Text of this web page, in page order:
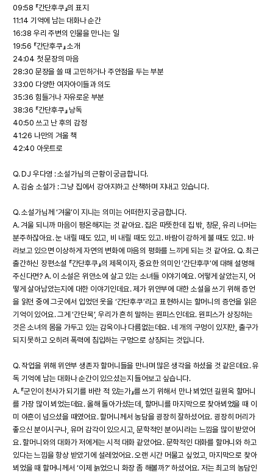
09:58 『간단후쿠』의 표지
11:14 기억에 남는 대화나 순간
16:38 우리 주변의 인물을 만나는 일
19:56 『간단후쿠』 소개
24:04 첫 문장의 마음
28:30 문장을 쓸 때 고민하거나 주안점을 두는 부분
33:00 다양한 여자아이들과 의도
35:36 힘들거나 자유로운 부분
38:36 『간단후쿠』 낭독
40:50 쓰고 난 후의 감정
41:26 나만의 겨울 책
42:40 아웃트로
Q. DJ 우다영 : 소설가님의 근황이 궁금합니다.
A. 김숨 소설가 : 그냥 집에서 강아지하고 산책하며 지내고 있습니다.
Q. 소설가님께 ‘겨울’이 지니는 의미는 어떠한지 궁금합니다.
A. 겨울 되니까 마음이 평온해지는 것 같아요. 집은 따뜻한데 집 밖, 창문, 유리 너머는
분주하잖아요. 눈 내릴 때도 있고, 비 내릴 때도 있고. 바람이 강하게 불 때도 있고. 바
라보고 있으면 이상하게 자연의 변화에 마음의 평화를 느끼게 되는 것 같아요. Q. 최근
출간하신 장편소설 『간단후쿠』의 제목이자, 중요한 의미인 ‘간단후쿠’에 대해 설명해
주신다면? A. 이 소설은 위안소에 살고 있는 소녀들 이야기예요. 어떻게 살았는지, 어
떻게 살아남았는지에 대한 이야기인데요. 제가 위안부에 대한 소설을 쓰기 위해 증언
을 읽던 중에 그곳에서 입었던 옷을 ‘간단후쿠’라고 표현하시는 할머니의 증언을 읽은
기억이 있어요. 그게 ‘간단복’, 우리가 흔히 말하는 원피스인데요. 원피스가 상징하는
것은 소녀의 몸을 가두고 있는 감옥이나 다름없는데요. 네 개의 구멍이 있지만, 출구가
되지 못하고 오히려 폭력에 침입하는 구멍으로 상징되는 것입니다.
Q. 작업을 위해 위안부 생존자 할머니들을 만나며 많은 생각을 하셨을 것 같은데요. 유
독 기억에 남는 대화나 순간이 있으셨는지 들어보고 싶습니다.
A. 『군인이 천사가 되기를 바란 적 있는가』를 쓰기 위해서 만나 뵈었던 길원옥 할머니
를 가장 많이 뵈었는데요. 올해 돌아가셨는데, 할머니를 마지막으로 찾아뵈었을 때 이
미 아흔이 넘으셨을 때였어요. 할머니께서 농담을 굉장히 잘하셨어요. 굉장히 머리가
좋으신 분이시구나, 유머 감각이 있으시고, 문학적인 분이시라는 느낌을 많이 받았어
요. 할머니와의 대화가 저에게는 시적 대화 같았어요. 문학적인 대화를 할머니와 하고
있다는 느낌을 항상 받았기에 설레었어요. 오랜 시간 머물고 싶었고, 마지막으로 찾아
뵈었을 때 할머니께서 ‘이제 늙었으니 화장 좀 해볼까?’ 하셨어요. 저는 최고의 농담인